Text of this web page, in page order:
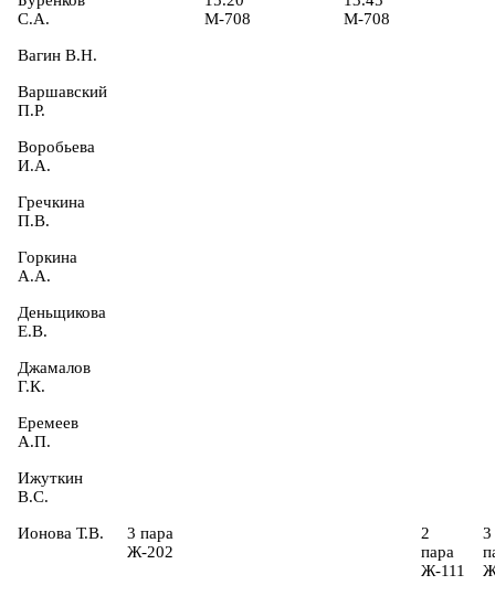
С.А.
М-708
М-708
Вагин В.Н.
Варшавский
П.Р.
Воробьева
И.А.
Гречкина
П.В.
Горкина
А.А.
Деньщикова
Е.В.
Джамалов
Г.К.
Еремеев
А.П.
Ижуткин
В.С.
Ионова Т.В.
3 пара
Ж-202
2
пара
Ж-111
3